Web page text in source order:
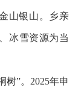
山银山。乡亲
冰雪资源为当
树”。2025年申